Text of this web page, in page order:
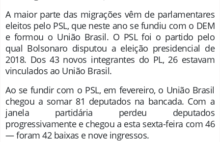
A maior parte das migrações vêm de parlamentares
eleitos pelo PSL, que neste ano se fundiu com o DEM
e formou o União Brasil. O PSL foi o partido pelo
qual Bolsonaro disputou a eleição presidencial de
2018. Dos 43 novos integrantes do PL, 26 estavam
vinculados ao União Brasil.
Ao se fundir com o PSL, em fevereiro, o União Brasil
chegou a somar 81 deputados na bancada. Com a
janela partidária perdeu deputados
progressivamente e chegou a esta sexta-feira com 46
— foram 42 baixas e nove ingressos.